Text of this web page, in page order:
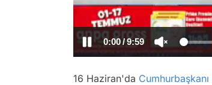
/
16 Haziran'da